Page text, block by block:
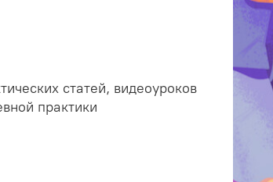
статей, видеоуроков
практики